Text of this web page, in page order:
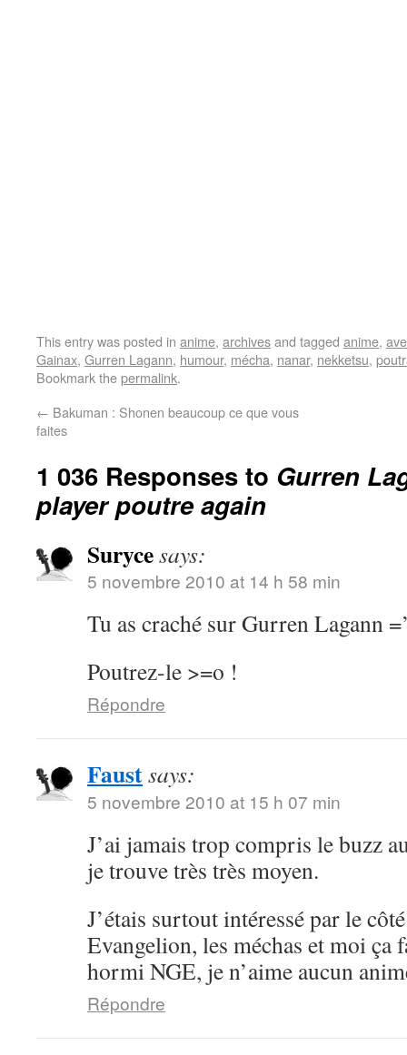
This entry was posted in anime, archivesand tagged anime,
Gainax, Gurren Lagann, humour, mécha, nanar, nekketsu,
Bookmark thepermalink.
← Bakuman : Shonen beaucoup ce que vous
faites
1 036 Responses to Gurren
player poutre again
Surycesays:
5 novembre 2010 at 14 h 58 min
Tu as craché sur Gurren Lagann
Poutrez-le >=o !
Répondre
Faustsays:
5 novembre 2010 at 15 h 07 min
J’ai jamais trop compris le buzz
je trouve très très moyen.
J’étais surtout intéressé par le
Evangelion, les méchas et moi
hormi NGE, je n’aime aucun
Répondre